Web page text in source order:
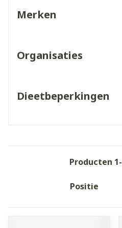
Merken
Organisaties
Dieetbeperkingen
Producten 1-
Sorteer op: